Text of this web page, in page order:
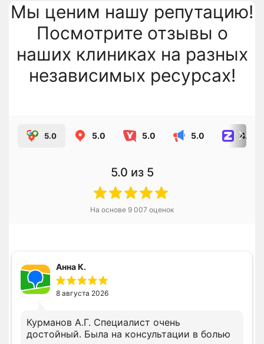
Мы ценим нашу репутацию!
Посмотрите отзывы о
наших клиниках на разных
независимых ресурсах!
5.0 5.0 5.0 5.0 4.8
5.0 из 5
На основе 9 007 оценок
Анна К.
8 августа 2026
Курманов А.Г. Специалист очень
достойный. Была на консультации в болью